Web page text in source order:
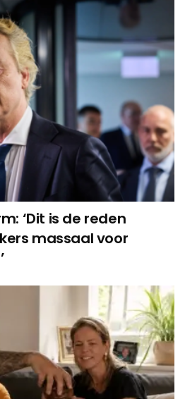
‘Dit is de reden
massaal voor